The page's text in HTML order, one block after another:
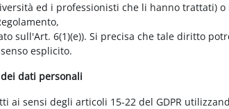
ed i professionisti che li hanno trattati) o
sull'Art. 6(1)(e)). Si precisa che tale diritto
esplicito.
dati personali
ai sensi degli articoli 15-22 del GDPR